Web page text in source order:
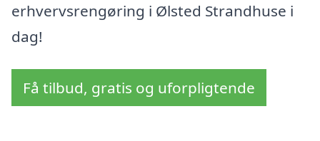
erhvervsrengøring i Ølsted Strandhuse i
dag!
Få tilbud, gratis og uforpligtende